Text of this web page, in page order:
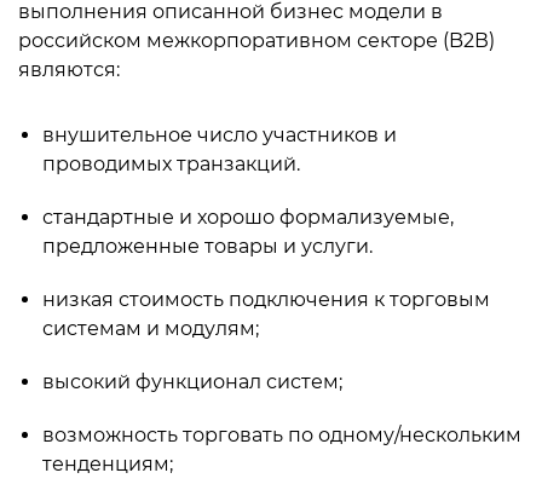
выполнения описанной бизнес модели в
российском межкорпоративном секторе (B2В)
являются:
внушительное число участников и
проводимых транзакций.
стандартные и хорошо формализуемые,
предложенные товары и услуги.
низкая стоимость подключения к торговым
системам и модулям;
высокий функционал систем;
возможность торговать по одному/нескольким
тенденциям;